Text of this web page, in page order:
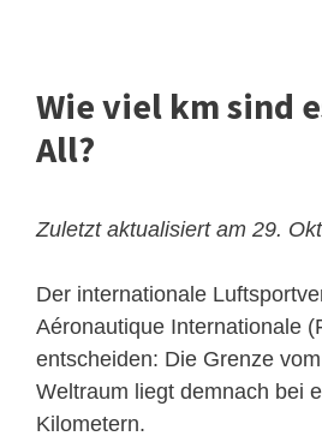
Wie viel km sind
All?
Zuletzt aktualisiert am 29.
Der internationale
Aéronautique Internationale
entscheiden: Die Grenze
Weltraum liegt demnach bei
Kilometern.